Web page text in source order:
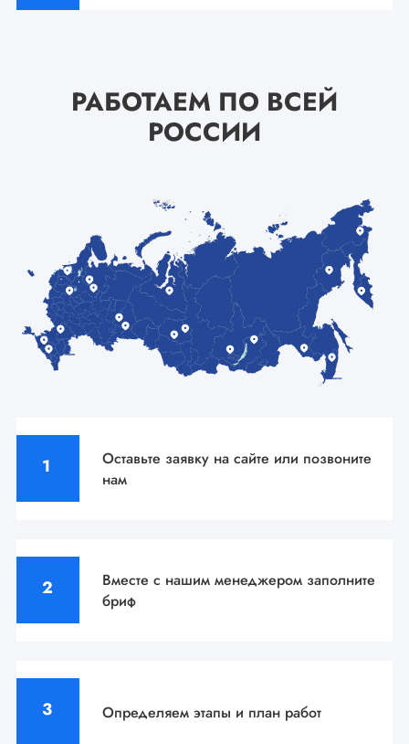
РАБОТАЕМ ПО ВСЕЙ
РОССИИ
Оставьте заявку на сайте или позвоните
нам
Вместе с нашим менеджером заполните
бриф
Определяем этапы и план работ